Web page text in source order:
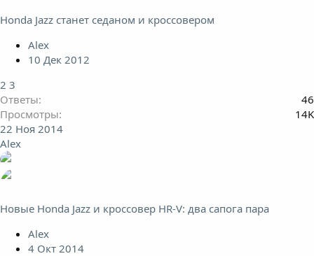
Honda Jazz станет седаном и кроссовером
Alex
10 Дек 2012
2 3
Ответы
46
Просмотры
14K
22 Ноя 2014
Alex
Новые Honda Jazz и кроссовер HR-V: два сапога пара
Alex
4 Окт 2014